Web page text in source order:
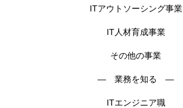
ITアウトソーシング事業
IT人材育成事業
その他の事業
― 業務を知る ―
ITエンジニア職